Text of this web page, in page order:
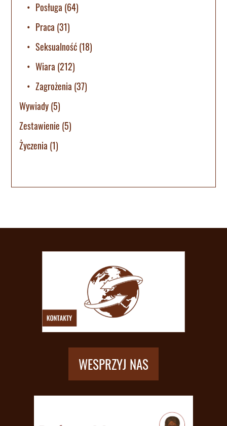
Posługa (64)
Praca (31)
Seksualność(18)
Wiara (212)
Zagrożenia (37)
Wywiady(5)
Zestawienie (5)
Życzenia (1)
WESPRZYJ NAS